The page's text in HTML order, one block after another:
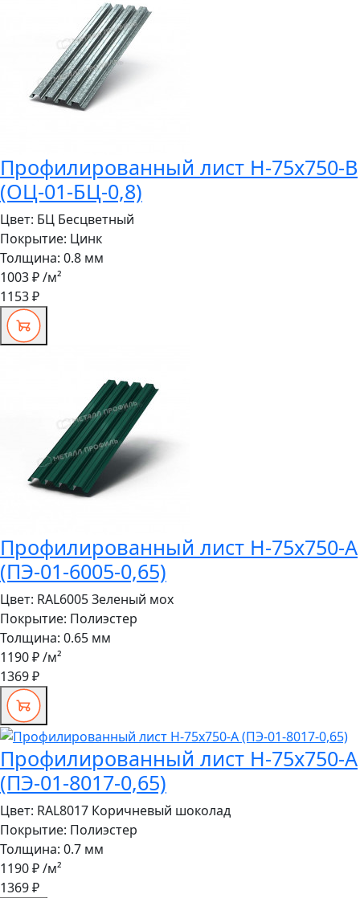
Профилированный лист Н-75x750-B
(ОЦ-01-БЦ-0,8)
Цвет: БЦ Бесцветный
Покрытие: Цинк
Толщина: 0.8 мм
1003 ₽/м²
1153 ₽
Профилированный лист Н-75x750-A
(ПЭ-01-6005-0,65)
Цвет: RAL6005 Зеленый мох
Покрытие: Полиэстер
Толщина: 0.65 мм
1190 ₽/м²
1369 ₽
Профилированный лист Н-75x750-A
(ПЭ-01-8017-0,65)
Цвет: RAL8017 Коричневый шоколад
Покрытие: Полиэстер
Толщина: 0.7 мм
1190 ₽/м²
1369 ₽